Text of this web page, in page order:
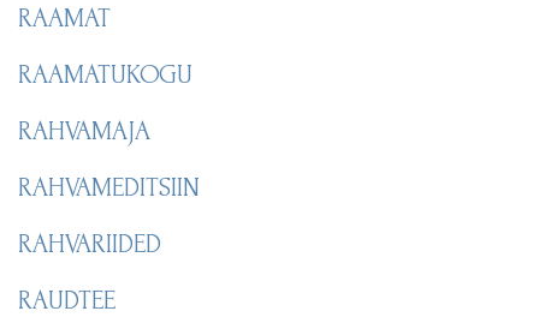
RAAMAT
RAAMATUKOGU
RAHVAMAJA
RAHVAMEDITSIIN
RAHVARIIDED
RAUDTEE